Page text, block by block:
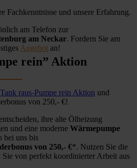
Fachkenntnisse und unsere Erfahrung.
am Telefon zur
am Neckar. Fordern Sie am
Angebot an!
rein” Aktion
Tank raus-Pumpe rein Aktion und
von 250,- €!
ihre alte Ölheizung
und eine moderne Wärmepumpe
bei uns bis
von 250,- €*. Nutzen Sie die
von perfekt koordinierter Arbeit aus